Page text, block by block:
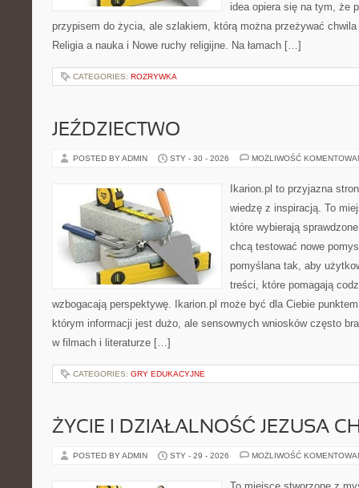
idea opiera się na tym, że
przypisem do życia, ale szlakiem, którą można przeżywać
Religia a nauka i Nowe ruchy religijne. Na łamach […]
CATEGORIES: ROZRYWKA
JEŹDZIECTWO
POSTED BY ADMIN STY - 30 - 2026 MOŻLIWOŚĆ
Ikarion.pl to przyjazna
wiedzę z inspiracją. To
które wybierają
chcą testować nowe
pomyślana tak, aby
treści, które pomagają
wzbogacają perspektywę. Ikarion.pl może być dla Ciebie
którym informacji jest dużo, ale sensownych wniosków często
w filmach i literaturze […]
CATEGORIES: GRY EDUKACYJNE
ŻYCIE I DZIAŁALNOŚĆ JEZUSA
POSTED BY ADMIN STY - 29 - 2026 MOŻLIWOŚĆ